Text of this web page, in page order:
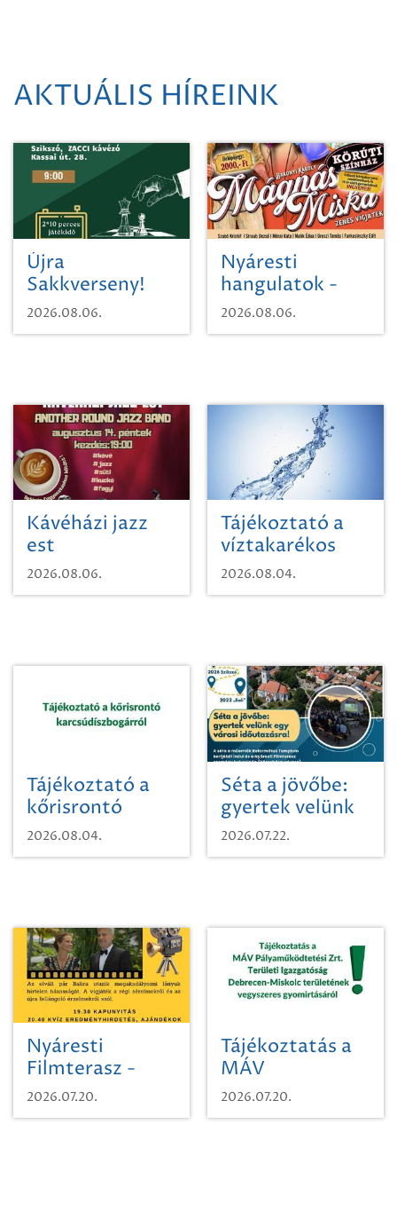
AKTUÁLIS HÍREINK
Újra
Sakkverseny!
2026.08.06.
Nyáresti
hangulatok -
Mágnás Miska
2026.08.06.
Kávéházi jazz
est
2026.08.06.
Tájékoztató a
víztakarékos
vízhasználatról
2026.08.04.
Tájékoztató a
kőrisrontó
karcsúdíszbogárról
2026.08.04.
Séta a jövőbe:
gyertek velünk
egy városi
időutazásra!
2026.07.22.
Nyáresti
Filmterasz -
Beugró a
Paradicsomba
2026.07.20.
Tájékoztatás a
MÁV
Pályaműködtetési
Zrt. Területi
2026.07.20.